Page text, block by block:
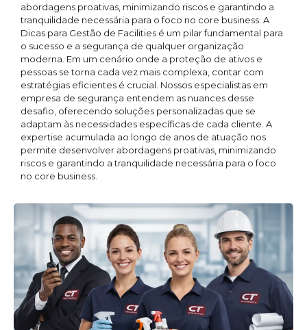
abordagens proativas, minimizando riscos e garantindo a
tranquilidade necessária para o foco no core business. A
Dicas para Gestão de Facilities é um pilar fundamental para
o sucesso e a segurança de qualquer organização
moderna. Em um cenário onde a proteção de ativos e
pessoas se torna cada vez mais complexa, contar com
estratégias eficientes é crucial. Nossos especialistas em
empresa de segurança entendem as nuances desse
desafio, oferecendo soluções personalizadas que se
adaptam às necessidades específicas de cada cliente. A
expertise acumulada ao longo de anos de atuação nos
permite desenvolver abordagens proativas, minimizando
riscos e garantindo a tranquilidade necessária para o foco
no core business.